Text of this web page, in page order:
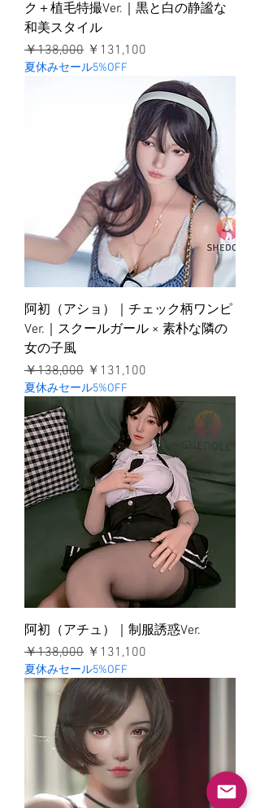
ク＋植毛特撮Ver.｜黒と白の静謐な
和美スタイル
通常価格
￥138,000 セール価格
￥131,100
夏休みセール5%OFF
阿初（アショ）｜チェック柄ワンピ
Ver.｜スクールガール × 素朴な隣の
女の子風
通常価格
￥138,000 セール価格
￥131,100
夏休みセール5%OFF
阿初（アチュ）｜制服誘惑Ver.
通常価格
￥138,000 セール価格
￥131,100
夏休みセール5%OFF